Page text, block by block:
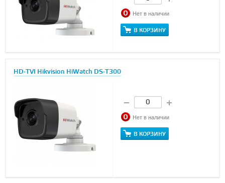
Нет в наличии
В КОРЗИНУ
HD-TVI Hikvision HiWatch DS-T300
Нет в наличии
В КОРЗИНУ